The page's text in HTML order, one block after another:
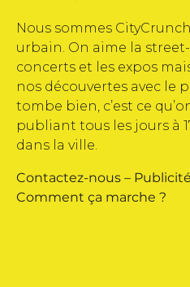
Nous sommes
urbain. On aime la
concerts et les expos
nos découvertes avec le
tombe bien, c’est ce
publiant tous les jours à
dans la ville.
Contactez-nous – Publicité
Comment ça marche ?